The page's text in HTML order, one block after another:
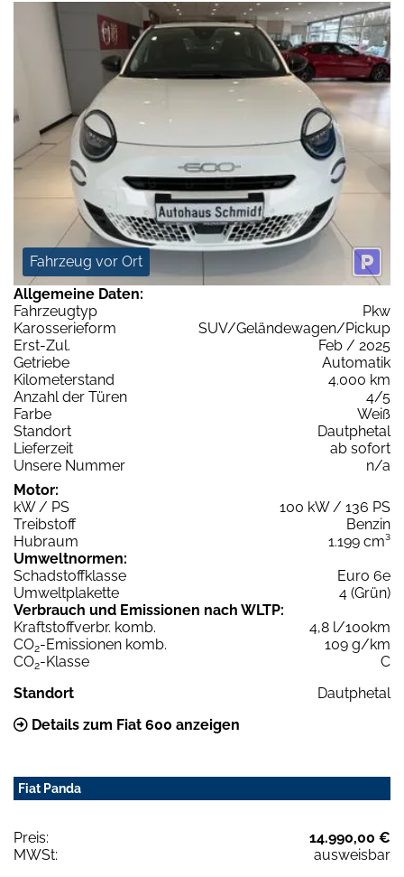
Fahrzeug vor Ort
Allgemeine Daten:
Fahrzeugtyp
Pkw
Karosserieform
SUV/Geländewagen/Pickup
Erst-Zul.
Feb / 2025
Getriebe
Automatik
Kilometerstand
4.000 km
Anzahl der Türen
4/5
Farbe
Weiß
Standort
Dautphetal
Lieferzeit
ab sofort
Unsere Nummer
n/a
Motor:
kW / PS
100 kW / 136 PS
Treibstoff
Benzin
Hubraum
1.199 cm³
Umweltnormen:
Schadstoffklasse
Euro 6e
Umweltplakette
4 (Grün)
Verbrauch und Emissionen nach WLTP:
Kraftstoffverbr. komb.
4,8 l/100km
CO2-Emissionen komb.
109 g/km
CO2-Klasse
C
Standort
Dautphetal
Details zum Fiat 600 anzeigen
Fiat Panda
Preis:
14.990,00 €
MWSt:
ausweisbar